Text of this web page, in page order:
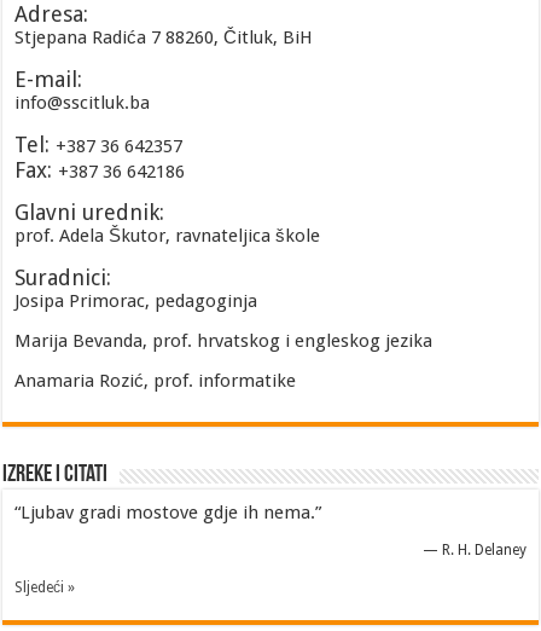
Adresa:
Stjepana Radića 7 88260, Čitluk, BiH
E-mail:
info@sscitluk.ba
Tel: +387 36 642357
Fax: +387 36 642186
Glavni urednik:
prof. Adela Škutor, ravnateljica škole
Suradnici:
Josipa Primorac, pedagoginja
Marija Bevanda, prof. hrvatskog i engleskog jezika
Anamaria Rozić, prof. informatike
Izreke i Citati
“Ljubav gradi mostove gdje ih nema.”
— R. H. Delaney
Sljedeći »